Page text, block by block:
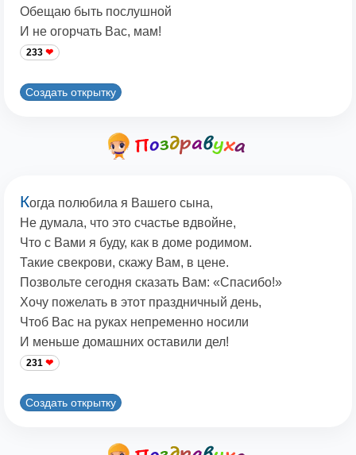
Обещаю быть послушной
И не огорчать Вас, мам!
233
Создать открытку
Когда полюбила я Вашего сына,
Не думала, что это счастье вдвойне,
Что с Вами я буду, как в доме родимом.
Такие свекрови, скажу Вам, в цене.
Позвольте сегодня сказать Вам: «Спасибо!»
Хочу пожелать в этот праздничный день,
Чтоб Вас на руках непременно носили
И меньше домашних оставили дел!
231
Создать открытку